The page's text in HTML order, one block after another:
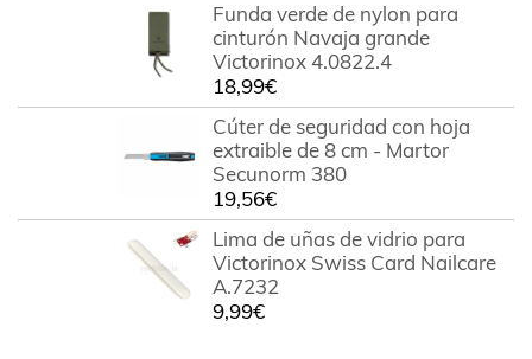
Funda verde de nylon para
cinturón Navaja grande
Victorinox 4.0822.4
18,99€
Cúter de seguridad con hoja
extraible de 8 cm - Martor
Secunorm 380
19,56€
Lima de uñas de vidrio para
Victorinox Swiss Card Nailcare
A.7232
9,99€